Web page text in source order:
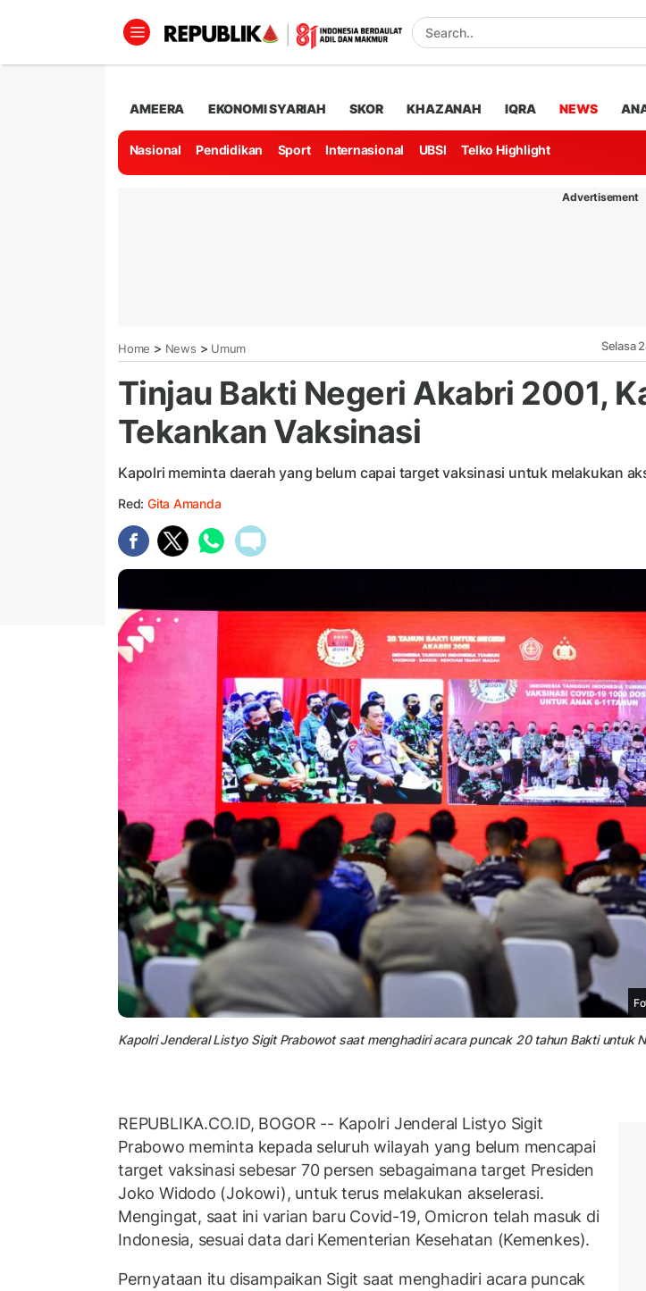
AMEERA EKONOMI SYARIAH SKOR KHAZANAH IQRA NEWS
Nasional Pendidikan Sport Internasional UBSI Telko Highlight
Advertisement
Home > News > Umum Selasa
Tinjau Bakti Negeri Akabri 2001,
Tekankan Vaksinasi
Kapolri meminta daerah yang belum capai target vaksinasi untuk melakukan
Red: Gita Amanda
Kapolri Jenderal Listyo Sigit Prabowot saat menghadiri acara puncak 20 tahun Bakti untuk
REPUBLIKA.CO.ID, BOGOR -- Kapolri Jenderal Listyo Sigit
Prabowo meminta kepada seluruh wilayah yang belum mencapai
target vaksinasi sebesar 70 persen sebagaimana target Presiden
Joko Widodo (Jokowi), untuk terus melakukan akselerasi.
Mengingat, saat ini varian baru Covid-19, Omicron telah masuk di
Indonesia, sesuai data dari Kementerian Kesehatan (Kemenkes).
Pernyataan itu disampaikan Sigit saat menghadiri acara puncak